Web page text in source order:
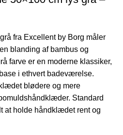
fra Excellent by Borg måler
blanding af bambus og
farve er en moderne klassiker,
i ethvert badeværelse.
blødere og mere
Standard
at holde håndklædet rent og